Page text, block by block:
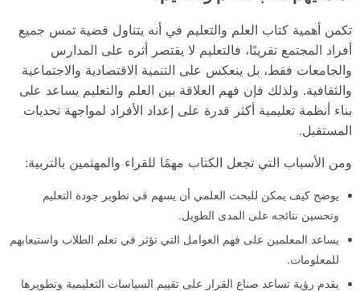
تكمن أهمية كتاب العلم والتعليم في أنه يتناول قضية تمس جميع
أفراد المجتمع تقريبًا، فالتعليم لا يقتصر أثره على المدارس
والجامعات فقط، بل ينعكس على التنمية الاقتصادية والاجتماعية
والثقافية. ولذلك فإن فهم العلاقة بين العلم والتعليم يساعد على
بناء أنظمة تعليمية أكثر قدرة على إعداد الأفراد لمواجهة تحديات
المستقبل.
ومن الأسباب التي تجعل الكتاب مهمًا للقراء والمهتمين بالتربية:
يوضح كيف يمكن للبحث العلمي أن يسهم في تطوير جودة التعليم
وتحسين نتائجه على المدى الطويل.
يساعد المعلمين على فهم العوامل التي تؤثر في تعلم الطلاب واستيعابهم
للمعلومات.
يقدم رؤية تساعد صناع القرار على تقييم السياسات التعليمية وتطويرها